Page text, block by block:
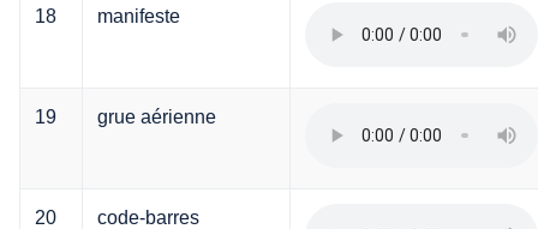
18 manifeste
19 grue aérienne
20 code-barres